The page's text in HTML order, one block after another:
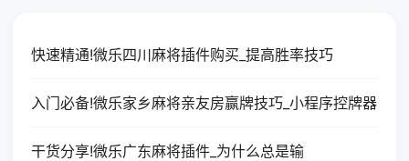
快速精通!微乐四川麻将插件购买_提高胜率技巧
入门必备!微乐家乡麻将亲友房赢牌技巧_小程序控牌器
干货分享!微乐广东麻将插件_为什么总是输